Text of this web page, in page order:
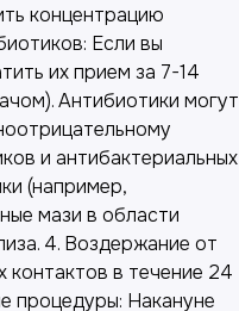
концентрацию
Если вы
их прием за 7-14
Антибиотики могут
и антибактериальных
(например,
мази в области
4. Воздержание от
контактов в течение 24
процедуры: Накануне